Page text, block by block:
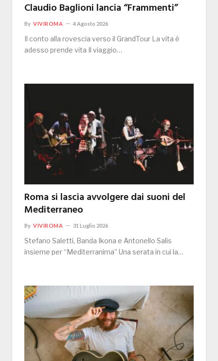
Claudio Baglioni lancia “Frammenti”
By VIVIROMA 4 Agosto 2026
Il conto alla rovescia verso il GrandTour La vita è
adesso prende vita Il viaggio…
Roma si lascia avvolgere dai suoni del
Mediterraneo
By VIVIROMA 31 Luglio 2026
Stefano Saletti, Banda Ikona e Antonello Salis
insieme per “Mediterranima” Una serata in cui la…